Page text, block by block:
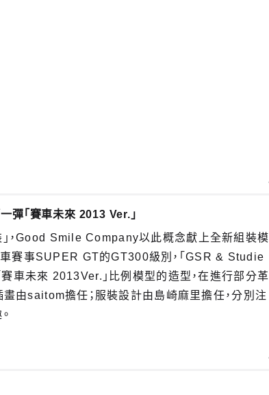
彈「賽車未來 2013 Ver.」
，Good Smile Company以此概念獻上全新組裝模
賽事SUPER GT的GT300級別，「GSR & Studie
車未來 2013Ver.」比例模型的造型，在進行部分革
由saitom擔任；服裝設計由島崎麻里擔任，分別注